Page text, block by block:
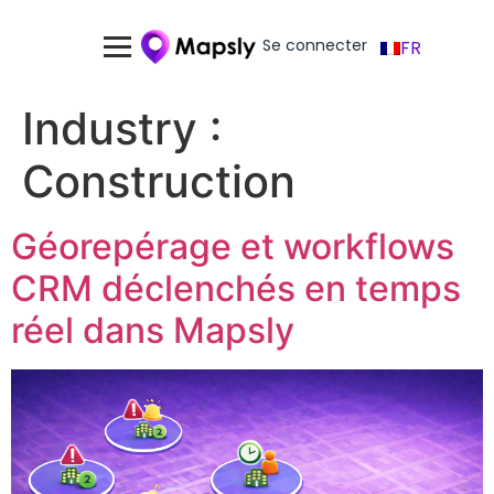
Se connecter FR
Industry :
Construction
Géorepérage et workflows
CRM déclenchés en temps
réel dans Mapsly